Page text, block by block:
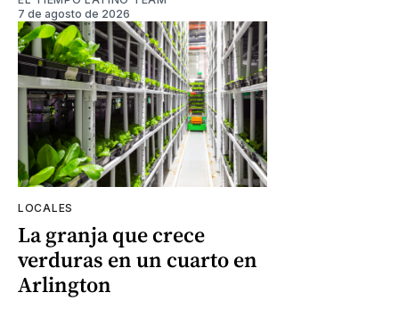
7 de agosto de 2026
LOCALES
La granja que crece
verduras en un cuarto en
Arlington